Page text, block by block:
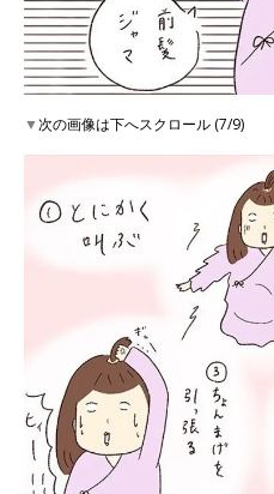
▼次の画像は下へスクロール (7/9)